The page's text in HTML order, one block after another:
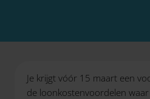
Je krijgt vóór 15 maart een
de loonkostenvoordelen